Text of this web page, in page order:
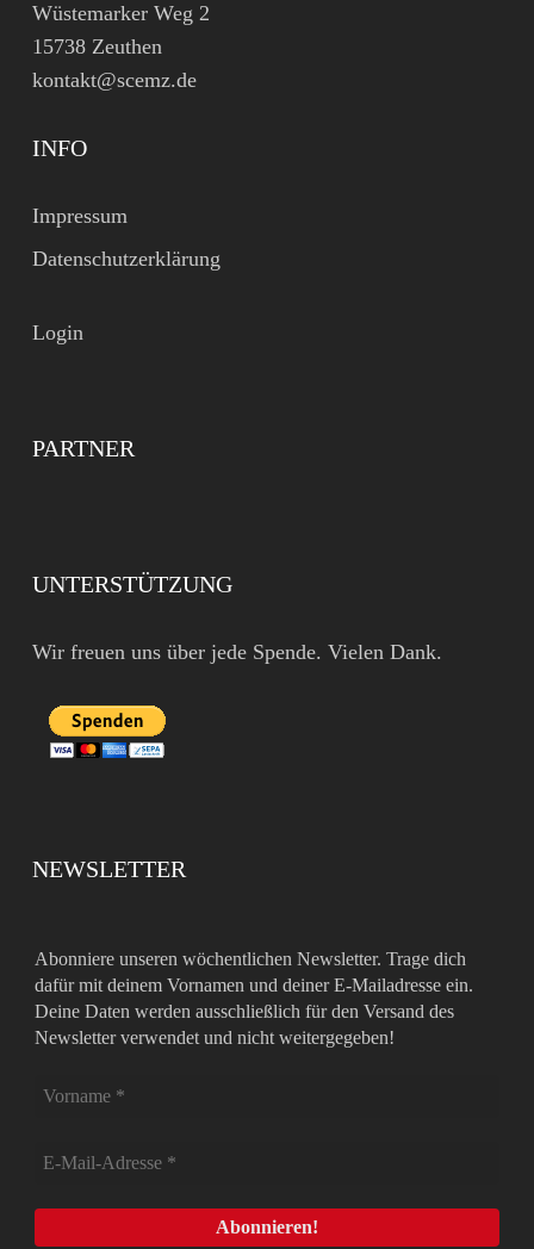
Wüstemarker Weg 2
15738 Zeuthen
kontakt@scemz.de
INFO
Impressum
Datenschutzerklärung
Login
PARTNER
UNTERSTÜTZUNG
Wir freuen uns über jede Spende. Vielen Dank.
NEWSLETTER
Abonniere unseren wöchentlichen Newsletter. Trage dich
dafür mit deinem Vornamen und deiner E-Mailadresse ein.
Deine Daten werden ausschließlich für den Versand des
Newsletter verwendet und nicht weitergegeben!